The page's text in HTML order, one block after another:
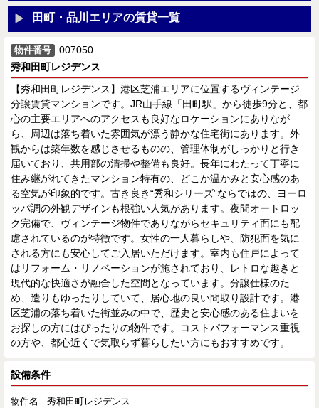
田町・品川エリアの賃貸一覧
物件番号
007050
秀和田町レジデンス
【秀和田町レジデンス】港区芝浦エリアに位置するヴィンテージ
分譲賃貸マンションです。JR山手線「田町駅」から徒歩9分と、都
心の主要エリアへのアクセスも良好なロケーションにありなが
ら、周辺は落ち着いた雰囲気が漂う静かな住宅街にあります。外
観からは築年数を感じさせるものの、管理体制がしっかりと行き
届いており、共用部の清掃や整備も良好。長年にわたって丁寧に
住み継がれてきたマンション特有の、どこか温かみと安心感のあ
る空気が印象的です。古き良き“秀和シリーズ”ならではの、ヨーロ
ッパ調の外観デザインも根強い人気があります。夜間オートロッ
ク完備で、ヴィンテージ物件でありながらセキュリティ面にも配
慮されているのが特徴です。女性の一人暮らしや、防犯面を気に
される方にも安心してご入居いただけます。室内も住戸によって
はリフォーム・リノベーションが施されており、レトロな趣きと
現代的な快適さが融合した空間となっています。分譲仕様のた
め、造りもゆったりしていて、居心地の良い間取り設計です。港
区芝浦の落ち着いた街並みの中で、歴史と安心感のある住まいを
お探しの方にはぴったりの物件です。コストパフォーマンス重視
の方や、都心近くで気取らず暮らしたい方にもおすすめです。
設備条件
物件名 秀和田町レジデンス